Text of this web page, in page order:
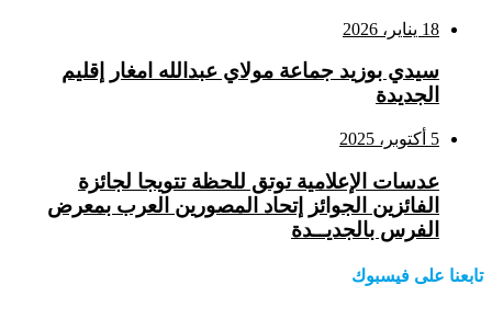
18 يناير، 2026
سيدي بوزيد جماعة مولاي عبدالله امغار إقليم
الجديدة
5 أكتوبر، 2025
عدسات الإعلامية توتق للحظة تتويجا لجائزة
الفائزين الجوائز إتحاد المصورين العرب بمعرض
الفرس بالجديــدة
تابعنا على فيسبوك